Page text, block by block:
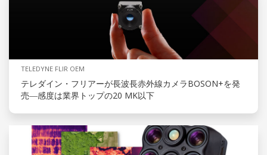
TELEDYNE FLIR OEM
テレダイン・フリアーが長波長赤外線カメラBOSON+を発
売―感度は業界トップの20 MK以下